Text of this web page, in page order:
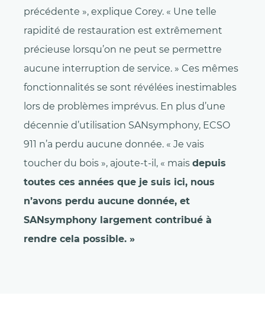
précédente », explique Corey. « Une telle
rapidité de restauration est extrêmement
précieuse lorsqu’on ne peut se permettre
aucune interruption de service. » Ces mêmes
fonctionnalités se sont révélées inestimables
lors de problèmes imprévus. En plus d’une
décennie d’utilisation SANsymphony, ECSO
911 n’a perdu aucune donnée. « Je vais
toucher du bois », ajoute-t-il, « mais depuis
toutes ces années que je suis ici, nous
n’avons perdu aucune donnée, et
SANsymphony largement contribué à
rendre cela possible. »